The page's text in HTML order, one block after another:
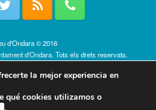
d'Ondara © 2016
d'Ondara. Tots els drets reservats.
la mejor experiencia en
qué cookies utilizamos o